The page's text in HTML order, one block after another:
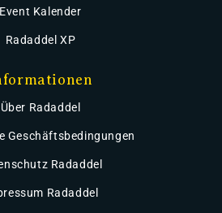
Event Kalender
Radaddel XP
Über Radaddel
Geschäftsbedingungen
Radaddel
Radaddel